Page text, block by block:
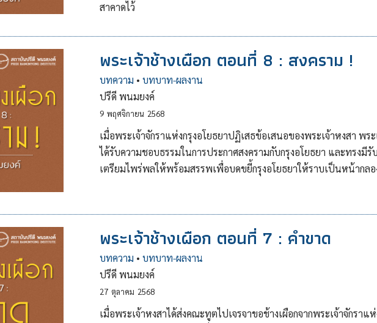
สาคาดไว้
พระเจ้าช้างเผือก ตอนที่ 8 : สงคราม !
บทความ • บทบาท-ผลงาน
ปรีดี พนมยงค์
9 พฤศจิกายน 2568
เมื่อพระเจ้าจักราแห่งกรุงอโยธยาปฏิเสธข้อเสนอของพระเจ้าหงสา พ
ได้รับความชอบธรรมในการประกาศสงครามกับกรุงอโยธยา และทรงมี
เตรียมไพร่พลให้พร้อมสรรพเพื่อบดขยี้กรุงอโยธยาให้ราบเป็นหน้ากล
พระเจ้าช้างเผือก ตอนที่ 7 : คำขาด
บทความ • บทบาท-ผลงาน
ปรีดี พนมยงค์
27 ตุลาคม 2568
เมื่อพระเจ้าหงสาได้ส่งคณะทูตไปเจรจาขอช้างเผือกจากพระเจ้าจักราแ